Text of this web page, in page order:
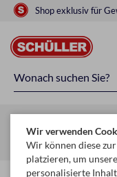
Shop exklusiv für
Startseite Mehr
Wir verwenden
Wir können diese
platzieren, um
personalisierte